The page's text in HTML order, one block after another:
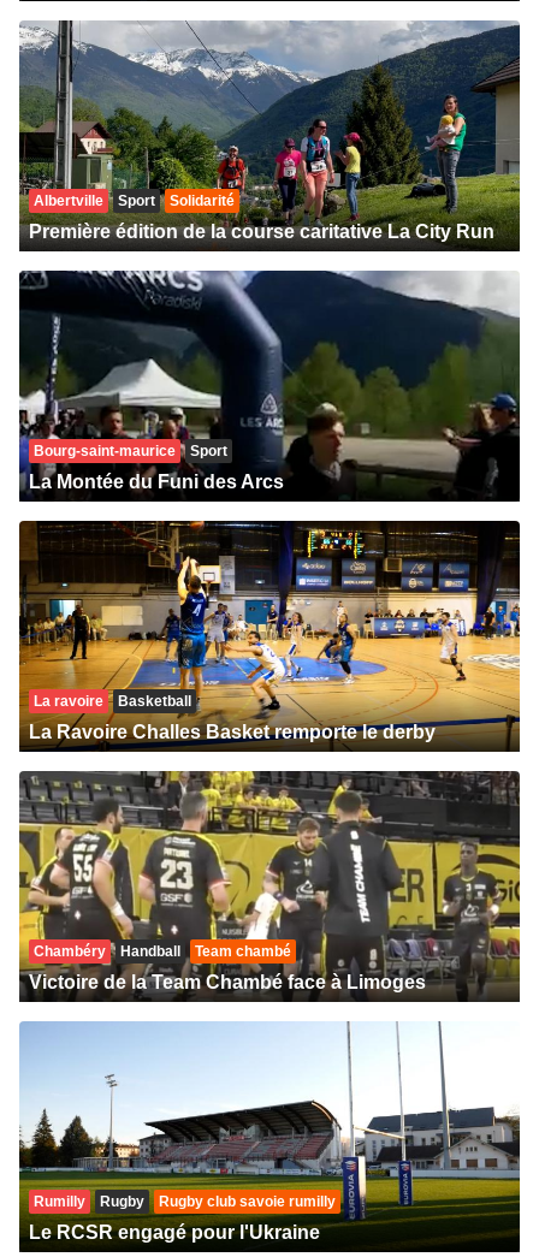
Albertville Sport Solidarité
Première édition de la course caritative La City Run
Bourg-saint-maurice Sport
La Montée du Funi des Arcs
La ravoire Basketball
La Ravoire Challes Basket remporte le derby
Chambéry Handball Team chambé
Victoire de la Team Chambé face à Limoges
Rumilly Rugby Rugby club savoie rumilly
Le RCSR engagé pour l'Ukraine